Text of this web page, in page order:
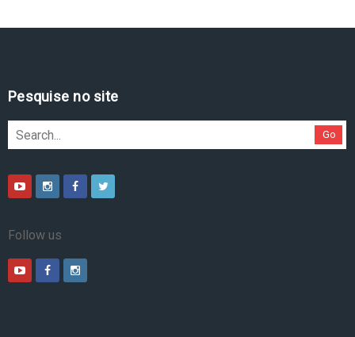
Pesquise no site
Go
Follow us